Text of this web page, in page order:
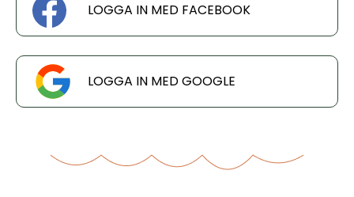
LOGGA IN MED FACEBOOK
LOGGA IN MED GOOGLE